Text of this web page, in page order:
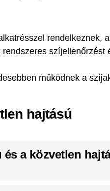
rendelkeznek,
szíjellenőrzést
működnek a
hajtású
a közvetlen